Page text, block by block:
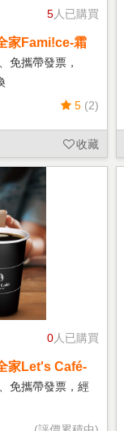
5人已購買
家Fami!ce-霜
免攜帶發票，
5 (2)
收藏
0人已購買
家Let's Café-
免攜帶發票，經